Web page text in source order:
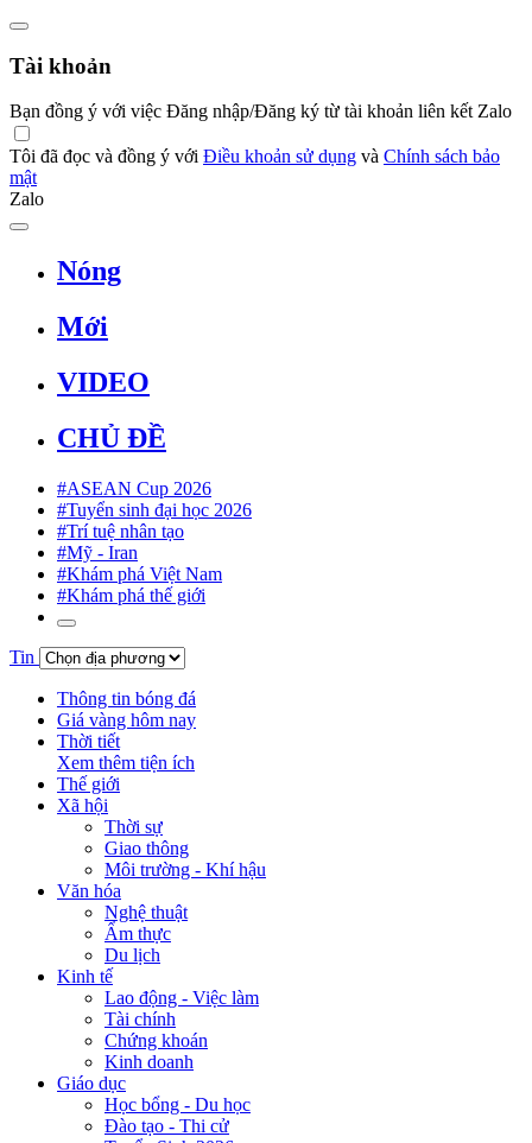
Tài khoản
Bạn đồng ý với việc Đăng nhập/Đăng ký từ tài khoản liên kết Zalo
Tôi đã đọc và đồng ý với Điều khoản sử dụng và Chính sách bảo
mật
Zalo
Nóng
Mới
VIDEO
CHỦ ĐỀ
#ASEAN Cup 2026
#Tuyển sinh đại học 2026
#Trí tuệ nhân tạo
#Mỹ - Iran
#Khám phá Việt Nam
#Khám phá thế giới
Tin
Thông tin bóng đá
Giá vàng hôm nay
Thời tiết
Xem thêm tiện ích
Thế giới
Xã hội
Thời sự
Giao thông
Môi trường - Khí hậu
Văn hóa
Nghệ thuật
Ẩm thực
Du lịch
Kinh tế
Lao động - Việc làm
Tài chính
Chứng khoán
Kinh doanh
Giáo dục
Học bổng - Du học
Đào tạo - Thi cử